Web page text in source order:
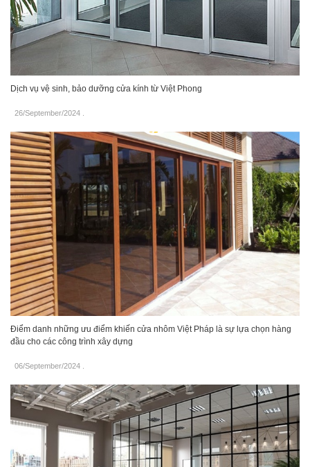
Dịch vụ vệ sinh, bảo dưỡng cửa kính từ Việt Phong
26/September/2024
Điểm danh những ưu điểm khiến cửa nhôm Việt Pháp là sự lựa chọn hàng
đầu cho các công trình xây dựng
06/September/2024